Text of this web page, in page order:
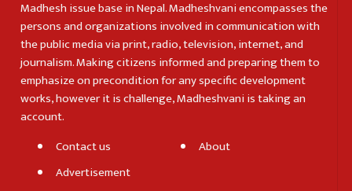
Madhesh issue base in Nepal. Madheshvani encompasses the
persons and organizations involved in communication with
the public media via print, radio, television, internet, and
journalism. Making citizens informed and preparing them to
emphasize on precondition for any specific development
works, however it is challenge, Madheshvani is taking an
account.
Contact us
About
Advertisement